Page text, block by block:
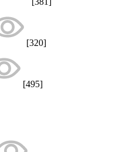
[320]
[495]